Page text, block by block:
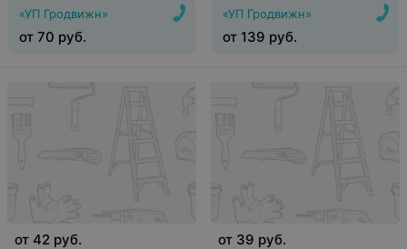
«УП Гродвижн»
от 70 руб.
«УП Гродвижн»
от 139 руб.
от 42 руб. от 39 руб.